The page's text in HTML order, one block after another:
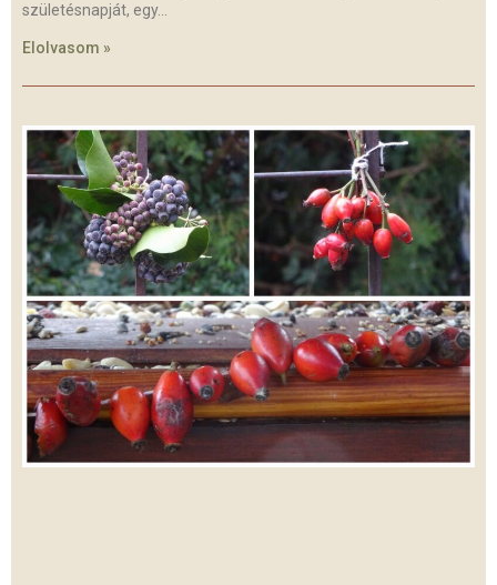
születésnapját, egy
Elolvasom »